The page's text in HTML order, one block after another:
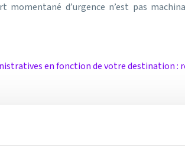
d’urgence n’est pas
en fonction de votre destination :